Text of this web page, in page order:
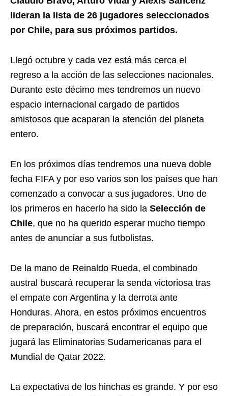
lideran la lista de 26 jugadores seleccionados
por Chile, para sus próximos partidos.
Llegó octubre y cada vez está más cerca el
regreso a la acción de las selecciones nacionales.
Durante este décimo mes tendremos un nuevo
espacio internacional cargado de partidos
amistosos que acaparan la atención del planeta
entero.
En los próximos días tendremos una nueva doble
fecha FIFA y por eso varios son los países que han
comenzado a convocar a sus jugadores. Uno de
los primeros en hacerlo ha sido la Selección de
Chile, que no ha querido esperar mucho tiempo
antes de anunciar a sus futbolistas.
De la mano de Reinaldo Rueda, el combinado
austral buscará recuperar la senda victoriosa tras
el empate con Argentina y la derrota ante
Honduras. Ahora, en estos próximos encuentros
de preparación, buscará encontrar el equipo que
jugará las Eliminatorias Sudamericanas para el
Mundial de Qatar 2022.
La expectativa de los hinchas es grande. Y por eso